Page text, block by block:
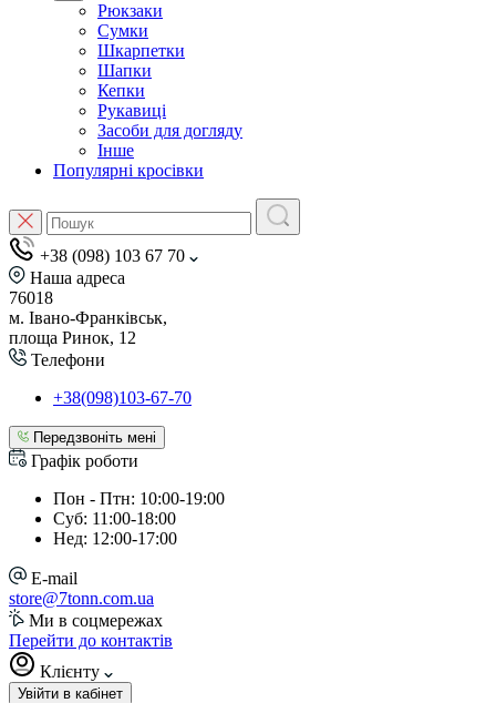
Рюкзаки
Сумки
Шкарпетки
Шапки
Кепки
Рукавиці
Засоби для догляду
Інше
Популярні кросівки
+38 (098) 103 67 70
Наша адреса
76018
м. Івано-Франківськ,
площа Ринок, 12
Телефони
+38(098)103-67-70
Передзвоніть мені
Графік роботи
Пон - Птн: 10:00-19:00
Суб: 11:00-18:00
Нед: 12:00-17:00
E-mail
store@7tonn.com.ua
Ми в соцмережах
Перейти до контактів
Клієнту
Увійти в кабінет